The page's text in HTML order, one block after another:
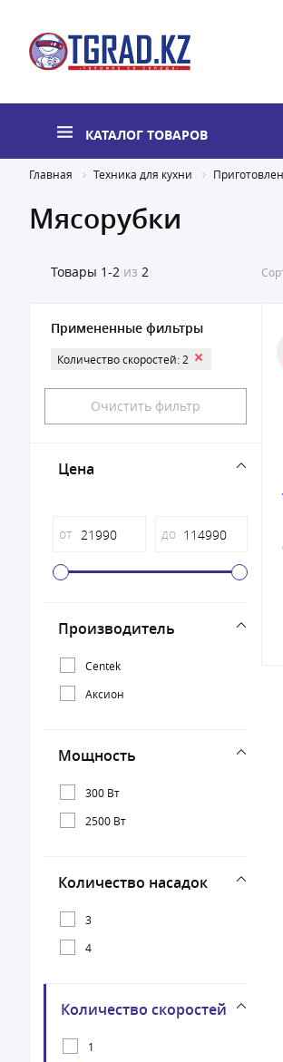
КАТАЛОГ ТОВАРОВ
Главная Техника для кухни
Мясорубки
Товары 1-2 из 2
Примененные фильтры
Количество скоростей: 2
Очистить фильтр
Цена
от до
Производитель
Centek
Аксион
Мощность
300 Вт
2500 Вт
Количество насадок
3
4
Количество скоростей
1